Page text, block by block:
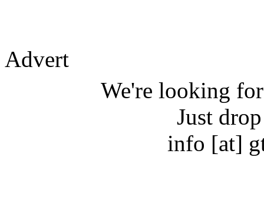
Advert
We're looking
Just
info [at]